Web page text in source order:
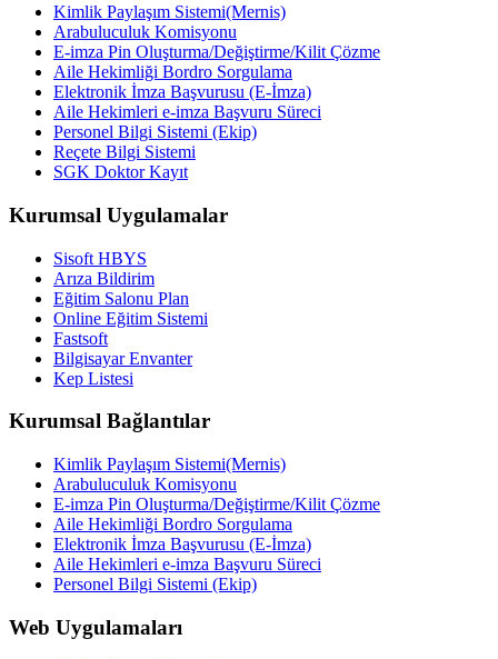
Kimlik Paylaşım Sistemi(Mernis)
Arabuluculuk Komisyonu
E-imza Pin Oluşturma/Değiştirme/Kilit Çözme
Aile Hekimliği Bordro Sorgulama
Elektronik İmza Başvurusu (E-İmza)
Aile Hekimleri e-imza Başvuru Süreci
Personel Bilgi Sistemi (Ekip)
Reçete Bilgi Sistemi
SGK Doktor Kayıt
Kurumsal Uygulamalar
Sisoft HBYS
Arıza Bildirim
Eğitim Salonu Plan
Online Eğitim Sistemi
Fastsoft
Bilgisayar Envanter
Kep Listesi
Kurumsal Bağlantılar
Kimlik Paylaşım Sistemi(Mernis)
Arabuluculuk Komisyonu
E-imza Pin Oluşturma/Değiştirme/Kilit Çözme
Aile Hekimliği Bordro Sorgulama
Elektronik İmza Başvurusu (E-İmza)
Aile Hekimleri e-imza Başvuru Süreci
Personel Bilgi Sistemi (Ekip)
Web Uygulamaları